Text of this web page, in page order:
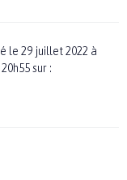
le 29 juillet 2022 à
sur :